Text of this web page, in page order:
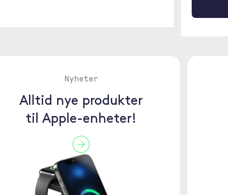
Nyheter
Alltid nye produkter
til Apple-enheter!